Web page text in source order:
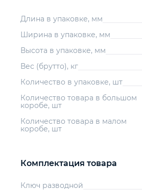
Длина в упаковке, мм
Ширина в упаковке, мм
Высота в упаковке, мм
Вес (брутто), кг
Количество в упаковке, шт
Количество товара в большом
коробе, шт
Количество товара в малом
коробе, шт
Комплектация товара
Ключ разводной